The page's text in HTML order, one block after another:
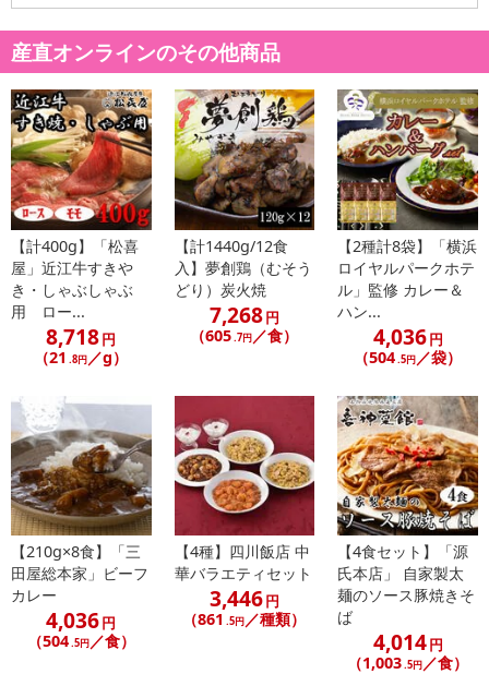
ウ糖、乾燥水あめ、砂糖）/リン酸塩ナトリウム、調味料（アミノ酸
等）、酸化防止剤（ビタミンC）、酸味料、発色剤（亜硝酸ナトリ
ウム）、香辛料抽出物、香料（一部に豚肉含む）【ブラートブルス
ト】豚肉、食塩、香辛料、ブドウ糖、/リン酸塩ナトリウム、調味料
（アミノ酸等）、酸化防止剤（ビタミンC）、香辛料抽出物、酸味
料（一部に豚肉含む）【ドレッシング】野菜（人参国産）、玉ねぎ
（国産）セロリ（アメリカ産）、にんにく（国産）、食用米油（国
内製造）、米酢（国内製造）、醤油（大豆・小麦を含む）、砂糖、
食塩、香辛料/調味料（アミノ酸）【ボンレスハム】豚モモ肉(国
産)、食塩、糖類(砂糖、乾燥水飴)/調味料(アミン ノ酸等)、リン酸塩
(Na)、酸化防止剤(ビタミンC)、発色剤 (例酸K、亜硝酸Na)、香辛料
抽出物、(一部に豚肉を含む)
・アレルギー表示：小麦、豚肉、大豆
【賞味・消費期限のある商品について】
商品到着時点でのお日持ち期間は、配送日数などにより異なります
のでご了承ください。
【キャンセルについて】
※お申込み後のキャンセルはお受けできません。
記載されている内容を必ずご確認いただき、お届けする商品セット
にご納得いただきましたうえでお申し込みください。
※パッケージ変更や商品リニューアル（成分など含む）等により、
参考の掲載画像や画像内のバーコードなど、お届け商品と多少異な
産直オンラインのその他商品
【計400g】「松喜
屋」近江牛すきや
き・しゃぶしゃぶ
用 ロー...
8,718円
（21 .8円 ／g）
【計1440g/12食
入】夢創鶏（むそう
どり）炭火焼
7,268円
（605.7円 ／食）
【2種計8袋】「横浜
ロイヤルパークホテ
ル」監修 カレー＆
ハン...
4,036円
（504.5円 ／袋）
【210g×8食】「三
田屋総本家」ビーフ
カレー
4,036円
（504.5円／食）
【4種】四川飯店 中
華バラエティセット
3,446円
（861 .5円／種類）
【4食セット】「源
氏本店」 自家製太
麺のソース豚焼きそ
ば
4,014円
（1,003.5円／食）